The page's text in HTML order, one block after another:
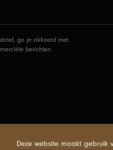
Deze website maakt gebruik
ga je akkoord met
berichten.